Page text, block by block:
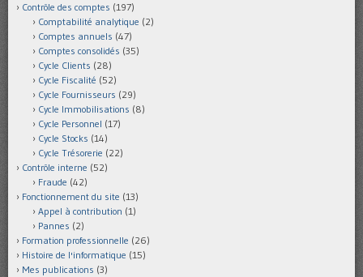
Contrôle des comptes (197)
Comptabilité analytique (2)
Comptes annuels (47)
Comptes consolidés (35)
Cycle Clients (28)
Cycle Fiscalité (52)
Cycle Fournisseurs (29)
Cycle Immobilisations (8)
Cycle Personnel (17)
Cycle Stocks (14)
Cycle Trésorerie (22)
Contrôle interne (52)
Fraude (42)
Fonctionnement du site (13)
Appel à contribution (1)
Pannes (2)
Formation professionnelle (26)
Histoire de l'informatique (15)
Mes publications (3)